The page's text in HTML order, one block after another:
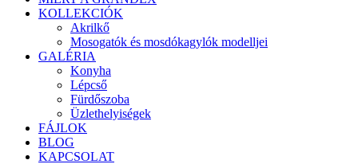
KOLLEKCIÓK
Akrilkő
Mosogatók és mosdókagylók modelljei
GALÉRIA
Konyha
Lépcső
Fürdőszoba
Üzlethelyiségek
FÁJLOK
BLOG
KAPCSOLAT